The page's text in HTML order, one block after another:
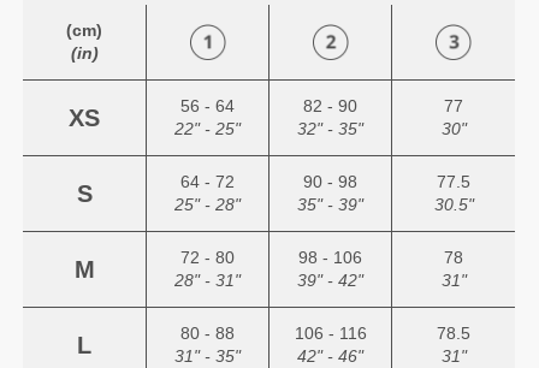
(cm)
(in)
XS
56 - 64
22" - 25"
82 - 90
32" - 35"
77
30"
S
64 - 72
25" - 28"
90 - 98
35" - 39"
77.5
30.5"
M
72 - 80
28" - 31"
98 - 106
39" - 42"
78
31"
L
80 - 88
31" - 35"
106 - 116
42" - 46"
78.5
31"